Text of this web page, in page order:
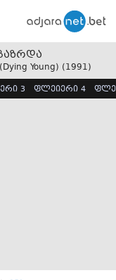
Young) (1991)
3 ფლეიერი 4